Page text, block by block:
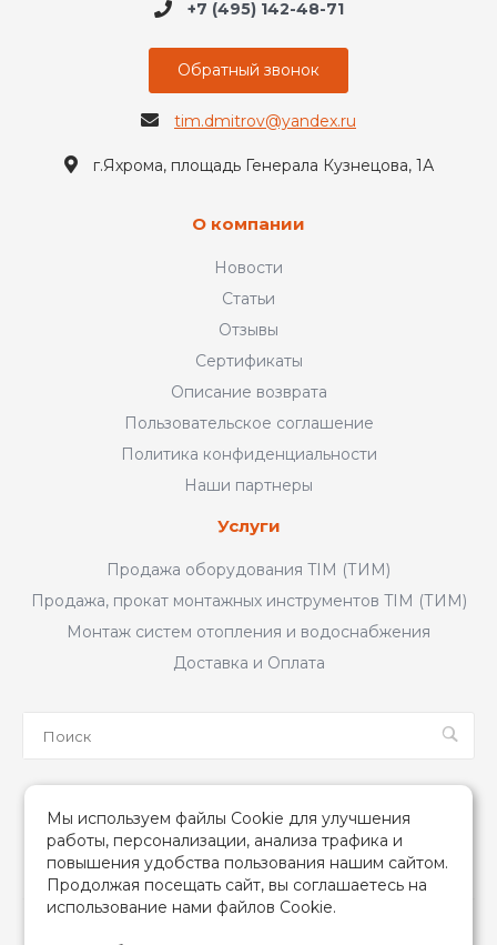
+7 (495) 142-48-71
Обратный звонок
tim.dmitrov@yandex.ru
г.Яхрома, площадь Генерала Кузнецова, 1А
О компании
Новости
Статьи
Отзывы
Сертификаты
Описание возврата
Пользовательское соглашение
Политика конфиденциальности
Наши партнеры
Услуги
Продажа оборудования TIM (ТИМ)
Продажа, прокат монтажных инструментов TIM (ТИМ)
Монтаж систем отопления и водоснабжения
Доставка и Оплата
Мы используем файлы Cookie для улучшения
работы, персонализации, анализа трафика и
повышения удобства пользования нашим сайтом.
Продолжая посещать сайт, вы соглашаетесь на
использование нами файлов Cookie.